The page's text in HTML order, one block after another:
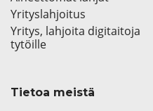
Yrityslahjoitus
Yritys, lahjoita digitaitoja
tytöille
Tietoa meistä